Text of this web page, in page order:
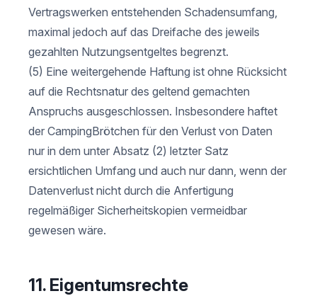
Vertragswerken entstehenden Schadensumfang,
maximal jedoch auf das Dreifache des jeweils
gezahlten Nutzungsentgeltes begrenzt.
(5) Eine weitergehende Haftung ist ohne Rücksicht
auf die Rechtsnatur des geltend gemachten
Anspruchs ausgeschlossen. Insbesondere haftet
der CampingBrötchen für den Verlust von Daten
nur in dem unter Absatz (2) letzter Satz
ersichtlichen Umfang und auch nur dann, wenn der
Datenverlust nicht durch die Anfertigung
regelmäßiger Sicherheitskopien vermeidbar
gewesen wäre.
11. Eigentumsrechte